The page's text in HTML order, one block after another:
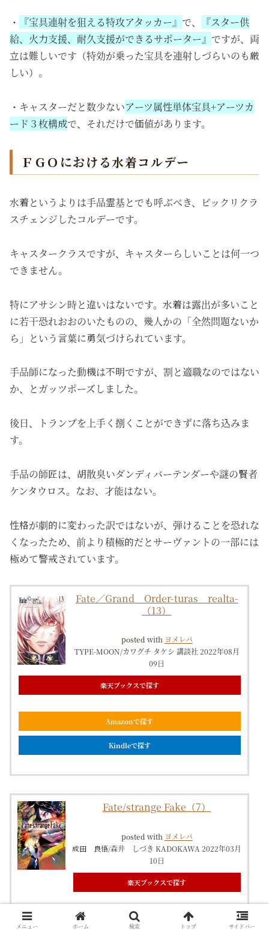
・ 『宝具連射を狙える特攻アタッカー』 で、
『スター供
給、火力支援、耐久支援ができるサポーター』 ですが、両
立は難しいです（特効が乗った宝具を連射しづらいのも厳
しい）。
・キャスターだと数少ないアーツ属性単体宝具+アーツカ
ード３枚構成で、それだけで価値があります。
ＦＧＯにおける水着コルデー
水着というよりは手品霊基とでも呼ぶべき、ビックリクラ
スチェンジしたコルデーです。
キャスタークラスですが、キャスターらしいことは何一つ
できません。
特にアサシン時と違いはないです。水着は露出が多いこと
に若干恐れおおのいたものの、幾人かの「全然問題ないか
ら」という言葉に勇気づけられています。
手品師になった動機は不明ですが、割と適職なのではない
か、とガッツポーズしました。
後日、トランプを上手く捌くことができずに落ち込みま
す。
手品の師匠は、胡散臭いダンディバーテンダーや謎の賢者
ケンタウロス。なお、才能はない。
性格が劇的に変わった訳ではないが、弾けることを恐れな
くなったため、前より積極的だとサーヴァントの一部には
極めて警戒されています。
Fate／Grand Order-turas realta-
（13）
posted with ヨメレバ
TYPE-MOON/カワグチ タケシ 講談社 2022年08月
09日
楽天ブックスで探す
Amazonで探す
Kindleで探す
Fate/strange Fake（7）
posted with ヨメレバ
成田 良悟/森井 しづき KADOKAWA 2022年03月
10日
楽天ブックスで探す
Amazonで探す
メニュー ホーム 検索 トップ サイドバー